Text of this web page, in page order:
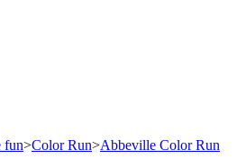
fun>Color Run>Abbeville Color Run